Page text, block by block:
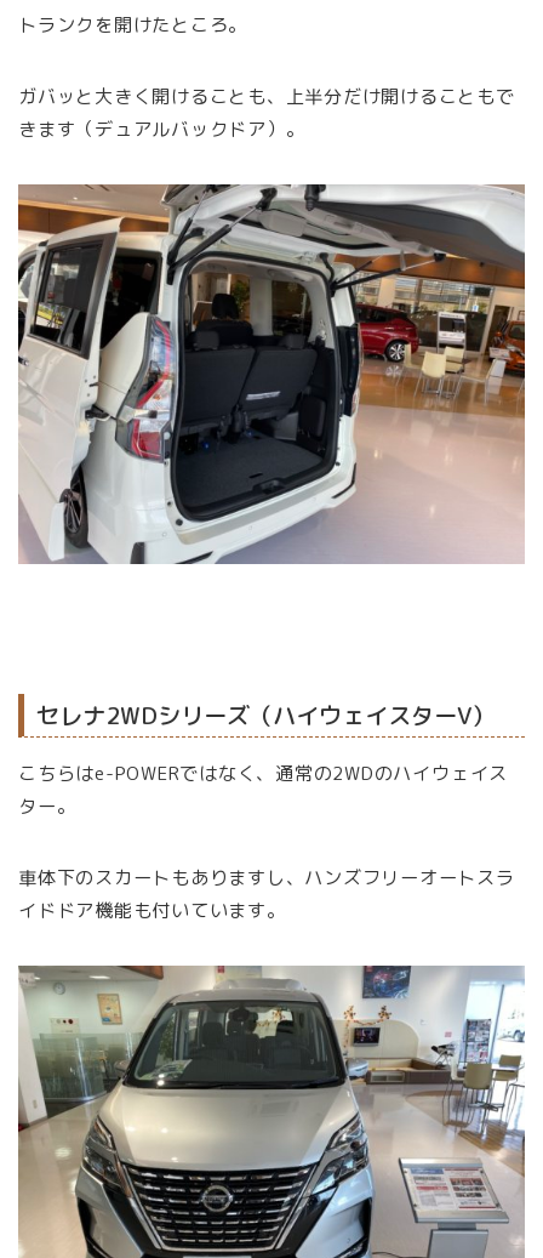
トランクを開けたところ。
ガバッと大きく開けることも、上半分だけ開けることもで
きます（デュアルバックドア）。
セレナ2WDシリーズ（ハイウェイスターV）
こちらはe-POWERではなく、通常の2WDのハイウェイス
ター。
車体下のスカートもありますし、ハンズフリーオートスラ
イドドア機能も付いています。